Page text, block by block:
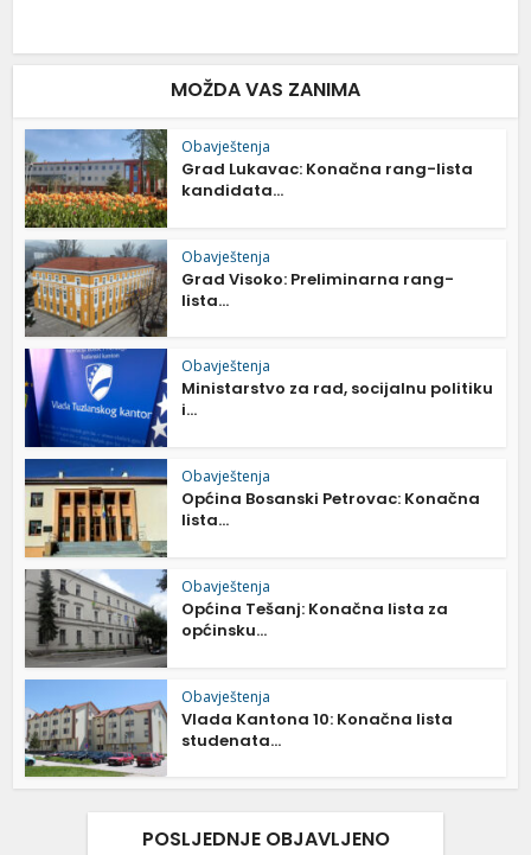
MOŽDA VAS ZANIMA
Obavještenja
Grad Lukavac: Konačna rang-lista
kandidata...
Obavještenja
Grad Visoko: Preliminarna rang-
lista...
Obavještenja
Ministarstvo za rad, socijalnu politiku
i...
Obavještenja
Općina Bosanski Petrovac: Konačna
lista...
Obavještenja
Općina Tešanj: Konačna lista za
općinsku...
Obavještenja
Vlada Kantona 10: Konačna lista
studenata...
POSLJEDNJE OBJAVLJENO